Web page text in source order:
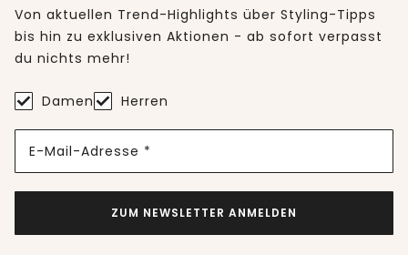
Von aktuellen Trend-Highlights über Styling-Tipps
bis hin zu exklusiven Aktionen - ab sofort verpasst
du nichts mehr!
Damen Herren
E-Mail-Adresse *
ZUM NEWSLETTER ANMELDEN